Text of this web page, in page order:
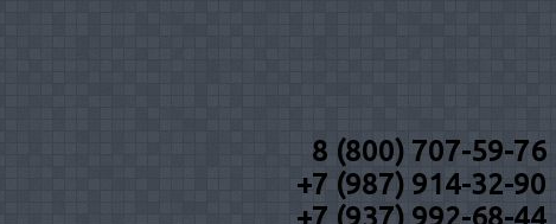
8 (800) 707-59-76
+7 (987) 914-32-90
+7 (937) 992-68-44